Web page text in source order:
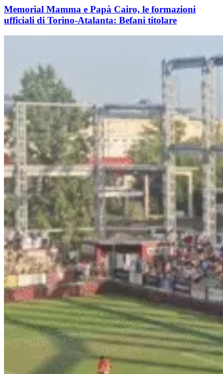
Memorial Mamma e Papà Cairo, le formazioni
ufficiali di Torino-Atalanta: Befani titolare